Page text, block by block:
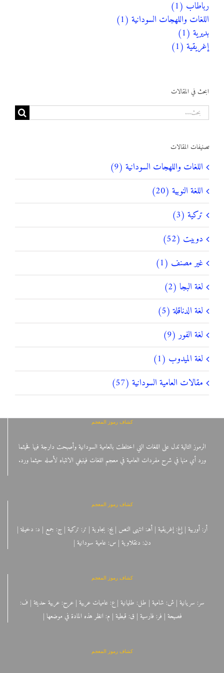
ابحث في المقالات
البحث
عن:
تصنيفات المقالات
اللغات واللهجات السودانية (9)
اللغة النوبية (20)
تركية (3)
دوبيت (52)
غير مصنف (1)
لغة البجا (2)
لغة الدناقلة (5)
لغة الفور (9)
لغة الميدوب (1)
مقالات العامية السودانية (57)
رباطاب (1)
اللغات واللهجات السودانية (1)
بديرية (1)
إغريقية (1)
كشاف رموز المعجم
الرموز التالية تدل على اللغات التي اختلطت بالعامية السودانية وأصبحت دارجة فيها فحيثما
ورد أي منها في شرح مفردات العامية في معجم اللغات فينبغي الانتباه لأصله حيثما ورد.
كشاف رموز المعجم
أر: أوربية | إغ: إغريقية | أهـ: انتهى النص | بج: بجاوية | تر: تركية | ج: جمع | د: دخيلة |
دن: دنقلاوية | س: عامية سودانية |
كشاف رموز المعجم
سر: سريانية | ش: شامية | طل: طليانية | ع: عاميات عربية | عرح: عربية حديثة | ف:
فصيحة | فر: فارسية | ق: قبطية | م: انظر هذه المادة في موضعها |
كشاف رموز المعجم